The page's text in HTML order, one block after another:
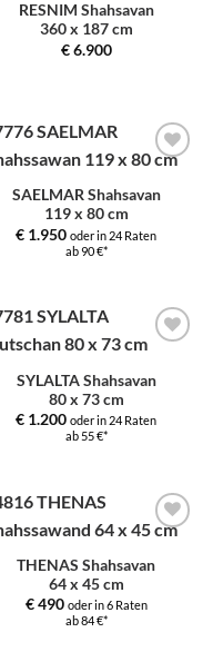
hinzufügen
RESNIM Shahsavan
360 x 187 cm
€6.900
hinzufügen
SAELMAR Shahsavan
119 x 80 cm
€ 1.950 oder in 24 Raten
ab 90 €*
hinzufügen
SYLALTA Shahsavan
80 x 73 cm
€ 1.200 oder in 24 Raten
ab 55 €*
hinzufügen
THENAS Shahsavan
64 x 45 cm
€490 oder in 6 Raten
ab 84 €*